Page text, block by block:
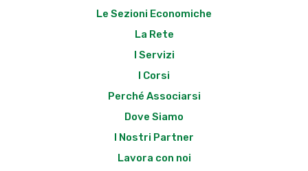
Le Sezioni Economiche
La Rete
I Servizi
I Corsi
Perché Associarsi
Dove Siamo
I Nostri Partner
Lavora con noi